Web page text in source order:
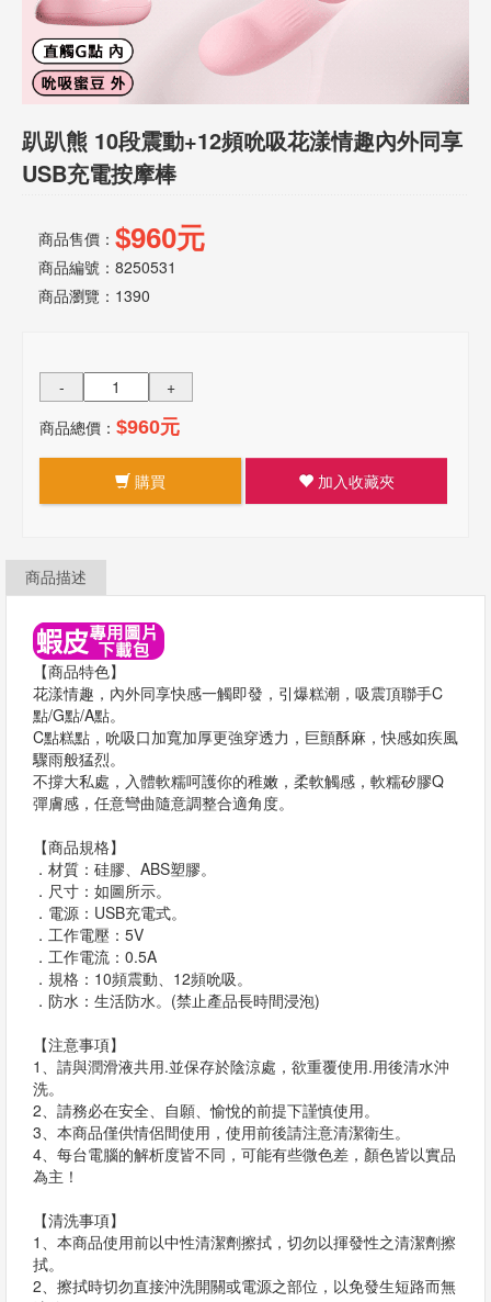
說
明
趴趴熊 10段震動+12頻吮吸花漾情趣內外同享
USB充電按摩棒
商品售價： $960元
商品編號：8250531
商品瀏覽： 1390
-
+
商品總價： $960元
購買 加入收藏夾
商品描述
【商品特色】
花漾情趣，內外同享快感一觸即發，引爆糕潮，吸震頂聯手C
點/G點/A點。
C點糕點，吮吸口加寬加厚更強穿透力，巨顫酥麻，快感如疾風
驟雨般猛烈。
不撐大私處，入體軟糯呵護你的稚嫩，柔軟觸感，軟糯矽膠Q
彈膚感，任意彎曲隨意調整合適角度。
【商品規格】
．材質：硅膠、ABS塑膠。
．尺寸：如圖所示。
．電源：USB充電式。
．工作電壓：5V
．工作電流：0.5A
．規格：10頻震動、12頻吮吸。
．防水：生活防水。(禁止產品長時間浸泡)
【注意事項】
1、請與潤滑液共用.並保存於陰涼處，欲重覆使用.用後清水沖
洗。
2、請務必在安全、自願、愉悅的前提下謹慎使用。
3、本商品僅供情侶間使用，使用前後請注意清潔衛生。
4、每台電腦的解析度皆不同，可能有些微色差，顏色皆以實品
為主！
【清洗事項】
1、本商品使用前以中性清潔劑擦拭，切勿以揮發性之清潔劑擦
拭。
2、擦拭時切勿直接沖洗開關或電源之部位，以免發生短路而無